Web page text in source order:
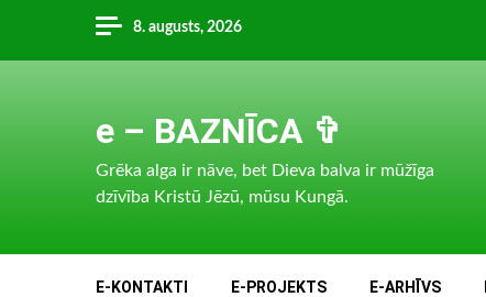
content
8. augusts, 2026
e – BAZNĪCA ✞
Grēka alga ir nāve, bet Dieva balva ir mūžīga
dzīvība Kristū Jēzū, mūsu Kungā.
E-KONTAKTI E-PROJEKTS E-ARHĪVS